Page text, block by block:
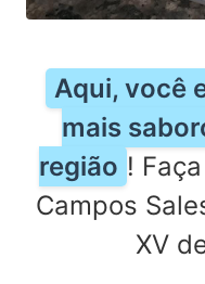
Aqui, você
mais
região !
Campos
XV